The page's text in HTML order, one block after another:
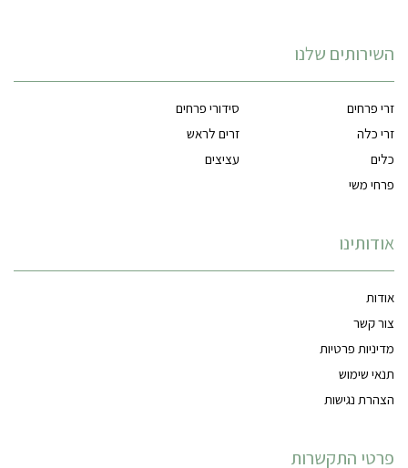
השירותים שלנו
זרי פרחים
סידורי פרחים
זרי כלה
זרים לראש
כלים
עציצים
פרחי משי
אודותינו
אודות
צור קשר
מדיניות פרטיות
תנאי שימוש
הצהרת נגישות
פרטי התקשרות